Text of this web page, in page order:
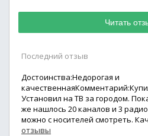
Читать
Последний отзыв
Достоинства:Недорогая и
Установил на ТВ за городом.
же нашлось 20 каналов и 3
можно с носителей смотреть.
отзывы